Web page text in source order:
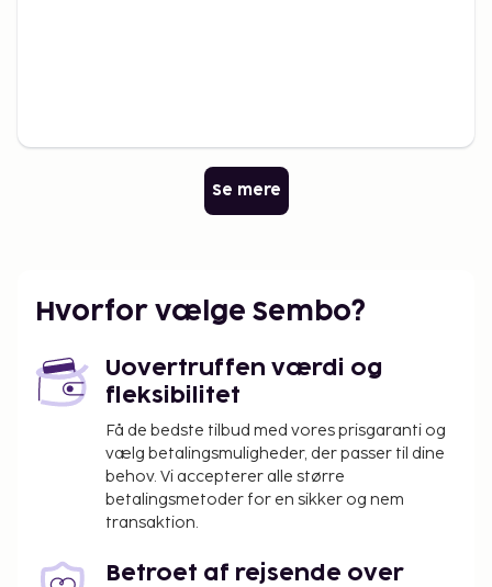
Se mere
Hvorfor vælge Sembo?
Uovertruffen værdi og
fleksibilitet
Få de bedste tilbud med vores prisgaranti og
vælg betalingsmuligheder, der passer til dine
behov. Vi accepterer alle større
betalingsmetoder for en sikker og nem
transaktion.
Betroet af rejsende over